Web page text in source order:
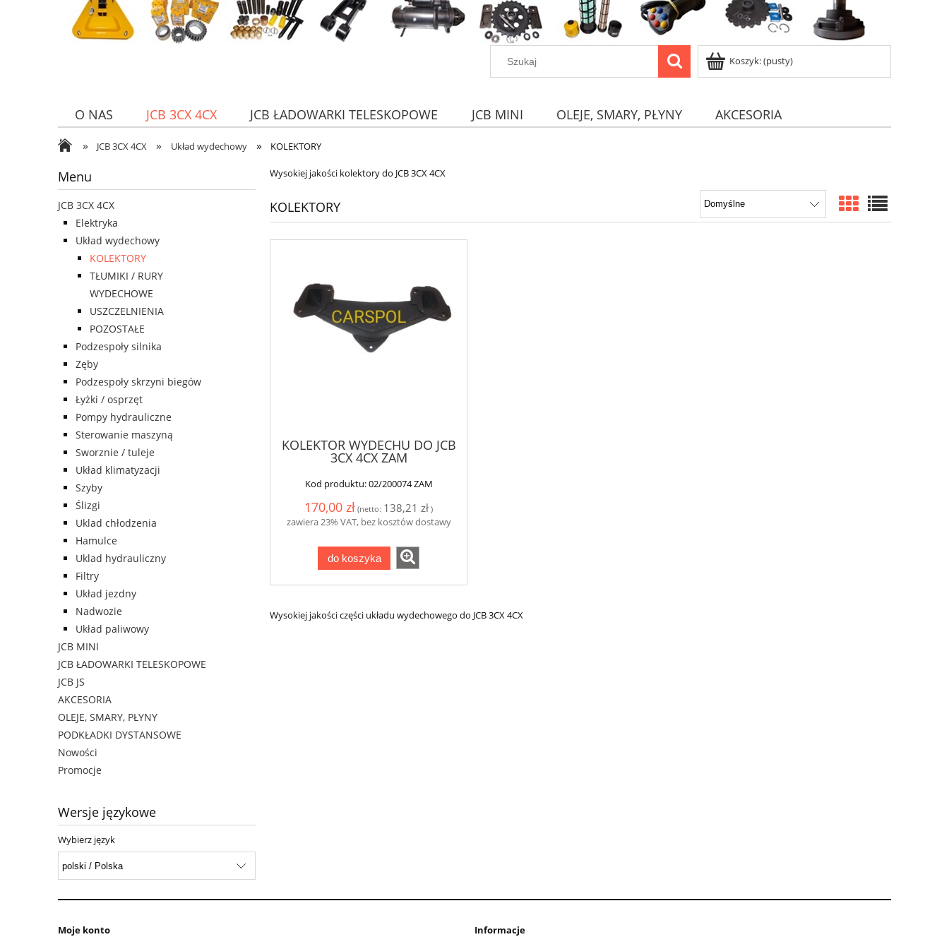
Koszyk:(pusty)
O NAS JCB 3CX 4CX JCB ŁADOWARKI TELESKOPOWE JCB MINI OLEJE, SMARY, PŁYNY AKCESORIA
» JCB 3CX 4CX » Układ wydechowy » KOLEKTORY
Menu
JCB 3CX 4CX
Elektryka
Układ wydechowy
KOLEKTORY
TŁUMIKI / RURY
WYDECHOWE
USZCZELNIENIA
POZOSTAŁE
Podzespoły silnika
Zęby
Podzespoły skrzyni biegów
Łyżki / osprzęt
Pompy hydrauliczne
Sterowanie maszyną
Sworznie / tuleje
Układ klimatyzacji
Szyby
Ślizgi
Uklad chłodzenia
Hamulce
Uklad hydrauliczny
Filtry
Układ jezdny
Nadwozie
Układ paliwowy
JCB MINI
JCB ŁADOWARKI TELESKOPOWE
JCB JS
AKCESORIA
OLEJE, SMARY, PŁYNY
PODKŁADKI DYSTANSOWE
Nowości
Promocje
Wersje językowe
Wybierz język
Wysokiej jakości kolektory do JCB 3CX 4CX
KOLEKTORY
KOLEKTOR WYDECHU DO JCB
3CX 4CX ZAM
Kod produktu:02/200074 ZAM
170,00 zł (netto: 138,21 zł )
zawiera 23% VAT, bez kosztów dostawy
do koszyka
Wysokiej jakości części układu wydechowego do JCB 3CX 4CX
Moje konto Informacje